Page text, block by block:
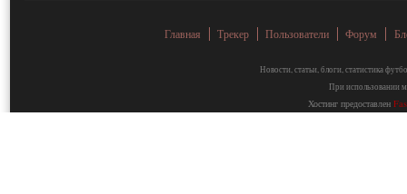
Главная Трекер Пользователи Форум
Новости, статьи, блоги, статистика
При использовании
Хостинг предоставлен